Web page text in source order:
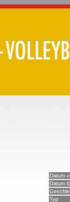
Datum
Datum
Typ